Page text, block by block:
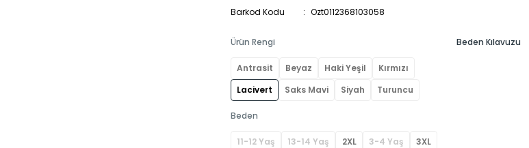
Barkod Kodu
Ozt0112368103058
Ürün Rengi
Antrasit Beyaz Haki Yeşil
Kırmızı
Lacivert
Saks Mavi Siyah Turuncu
Beden
11-12 Yaş 13-14 Yaş 2XL 3-4 Yaş
3XL
Beden Kılavuzu